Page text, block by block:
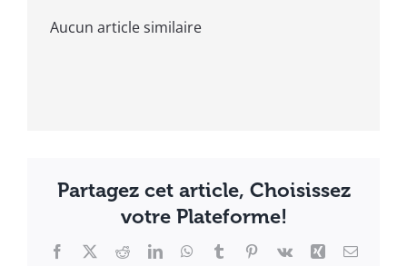
Aucun article similaire
Partagez cet article, Choisissez
votre Plateforme!
Facebook
X RedditLinkedInWhatsApp
TumblrPinterest
Vk Xing Email